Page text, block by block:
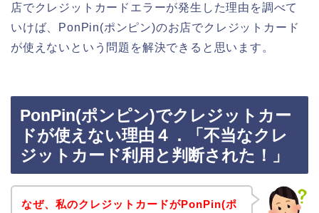
店でクレジットカードエラーが発生した理由を調べて
いけば、PonPin(ポンピン)のお店でクレジットカード
が使えないという問題を解決できると思います。
PonPin(ポンピン)でクレジットカー
ドが使えない理由４．「不当なクレ
ジットカード利用と判断された！」
なぜ、私のクレジットカードがPonPin(ポ